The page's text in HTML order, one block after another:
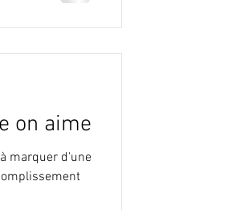
on aime
marquer d'une